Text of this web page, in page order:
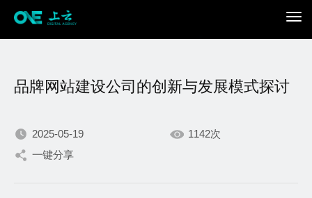
品牌网站建设公司的创新与发展模式探讨
2025-05-19
1142次
一键分享